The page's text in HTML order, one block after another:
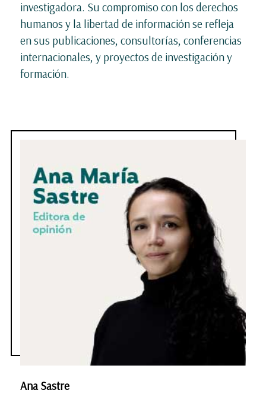
investigadora. Su compromiso con los derechos
humanos y la libertad de información se refleja
en sus publicaciones, consultorías, conferencias
internacionales, y proyectos de investigación y
formación.
Ana Sastre